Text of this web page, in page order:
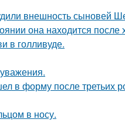
внешность сыновей
она находится после
в голливуде.
в форму после третьих
в носу.